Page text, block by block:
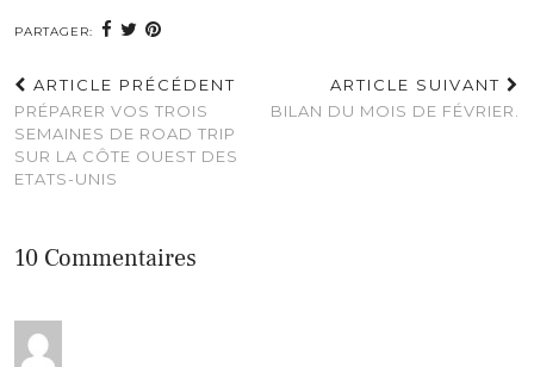
PARTAGER:
ARTICLE PRÉCÉDENT
PRÉPARER VOS TROIS
SEMAINES DE ROAD TRIP
SUR LA CÔTE OUEST DES
ETATS-UNIS
ARTICLE SUIVANT
BILAN DU MOIS DE FÉVRIER.
10 Commentaires